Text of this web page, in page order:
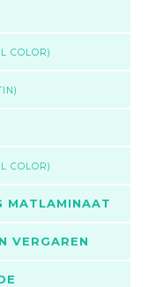
COLOR)
COLOR)
MATLAMINAAT
VERGAREN